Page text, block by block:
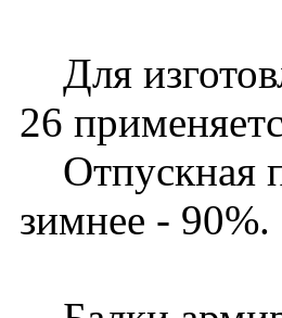
Для
26
Отпускная
зимнее - 90%.